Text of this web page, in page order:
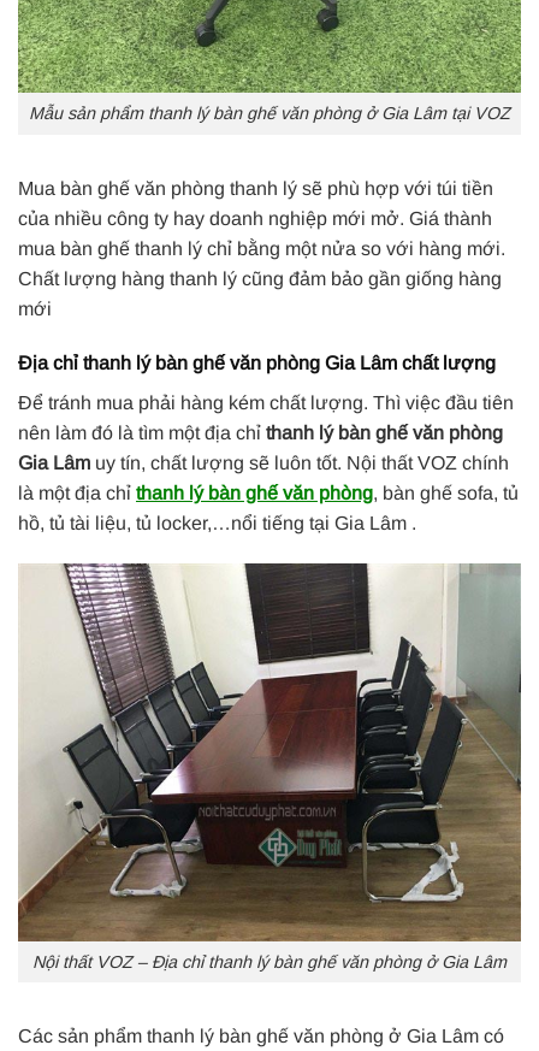
Mẫu sản phẩm thanh lý bàn ghế văn phòng ở Gia Lâm tại VOZ
Mua bàn ghế văn phòng thanh lý sẽ phù hợp với túi tiền
của nhiều công ty hay doanh nghiệp mới mở. Giá thành
mua bàn ghế thanh lý chỉ bằng một nửa so với hàng mới.
Chất lượng hàng thanh lý cũng đảm bảo gần giống hàng
mới
Địa chỉ thanh lý bàn ghế văn phòng Gia Lâm chất lượng
Để tránh mua phải hàng kém chất lượng. Thì việc đầu tiên
nên làm đó là tìm một địa chỉ thanh lý bàn ghế văn phòng
Gia Lâm uy tín, chất lượng sẽ luôn tốt. Nội thất VOZ chính
là một địa chỉ thanh lý bàn ghế văn phòng, bàn ghế sofa, tủ
hồ, tủ tài liệu, tủ locker,…nổi tiếng tại Gia Lâm .
Nội thất VOZ – Địa chỉ thanh lý bàn ghế văn phòng ở Gia Lâm
Các sản phẩm thanh lý bàn ghế văn phòng ở Gia Lâm có